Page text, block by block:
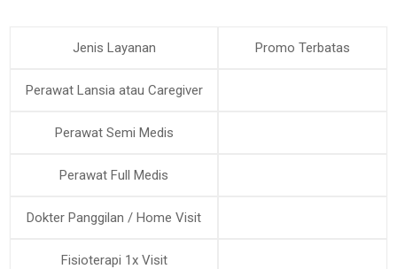
Jenis Layanan Promo Terbatas
Perawat Lansia atau Caregiver
Perawat Semi Medis
Perawat Full Medis
Dokter Panggilan / Home Visit
Fisioterapi 1x Visit